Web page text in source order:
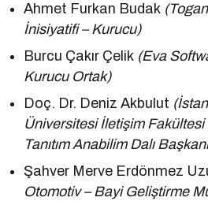
Ahmet Furkan Budak
İnisiyatifi – Kurucu)
Burcu Çakır Çelik (Eva
Kurucu Ortak)
Doç. Dr. Deniz Akbulut
Üniversitesi İletişim
Tanıtım Anabilim Dalı
Şahver Merve Erdönmez
Otomotiv – Bayi Geliştirme